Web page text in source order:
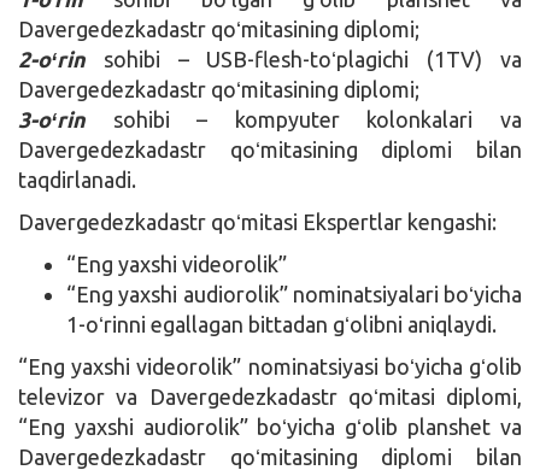
Davergedezkadastr qoʻmitasining diplomi;
2-oʻrin sohibi – USB-flesh-toʻplagichi (1TV) va
Davergedezkadastr qoʻmitasining diplomi;
3-oʻrin sohibi – kompyuter kolonkalari va
Davergedezkadastr qoʻmitasining diplomi bilan
taqdirlanadi.
Davergedezkadastr qoʻmitasi Ekspertlar kengashi:
“Eng yaxshi videorolik”
“Eng yaxshi audiorolik” nominatsiyalari boʻyicha
1-oʻrinni egallagan bittadan gʻolibni aniqlaydi.
“Eng yaxshi videorolik” nominatsiyasi boʻyicha gʻolib
televizor va Davergedezkadastr qoʻmitasi diplomi,
“Eng yaxshi audiorolik” boʻyicha gʻolib planshet va
Davergedezkadastr qoʻmitasining diplomi bilan